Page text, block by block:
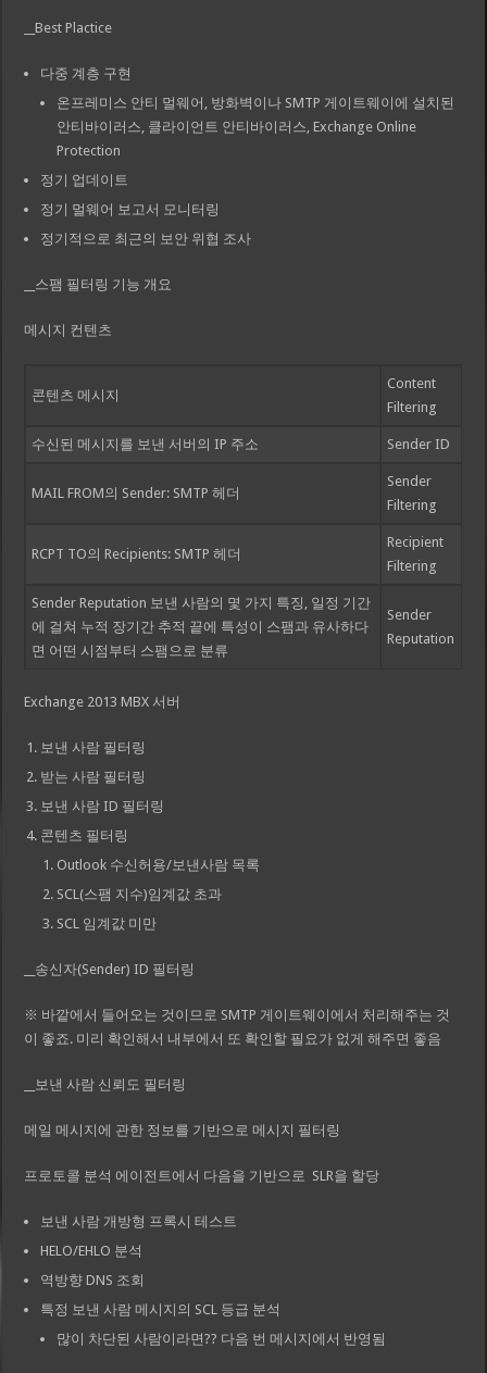
__Best Plactice
다중 계층 구현
온프레미스 안티 멀웨어, 방화벽이나 SMTP 게이트웨이에 설치된
안티바이러스, 클라이언트 안티바이러스, Exchange Online
Protection
정기 업데이트
정기 멀웨어 보고서 모니터링
정기적으로 최근의 보안 위협 조사
__스팸 필터링 기능 개요
메시지 컨텐츠
콘텐츠 메시지
Content
Filtering
수신된 메시지를 보낸 서버의 IP 주소 Sender ID
MAIL FROM의 Sender: SMTP 헤더
Sender
Filtering
RCPT TO의 Recipients: SMTP 헤더
Recipient
Filtering
Sender Reputation 보낸 사람의 몇 가지 특징, 일정 기간
에 걸쳐 누적 장기간 추적 끝에 특성이 스팸과 유사하다
면 어떤 시점부터 스팸으로 분류
Sender
Reputation
Exchange 2013 MBX 서버
보낸 사람 필터링
받는 사람 필터링
보낸 사람 ID 필터링
콘텐츠 필터링
Outlook 수신허용/보낸사람 목록
SCL(스팸 지수)임계값 초과
SCL 임계값 미만
__송신자(Sender) ID 필터링
※ 바깥에서 들어오는 것이므로 SMTP 게이트웨이에서 처리해주는 것
이 좋죠. 미리 확인해서 내부에서 또 확인할 필요가 없게 해주면 좋음
__보낸 사람 신뢰도 필터링
메일 메시지에 관한 정보를 기반으로 메시지 필터링
프로토콜 분석 에이전트에서 다음을 기반으로 SLR을 할당
보낸 사람 개방형 프록시 테스트
HELO/EHLO 분석
역방향 DNS 조회
특정 보낸 사람 메시지의 SCL 등급 분석
많이 차단된 사람이라면?? 다음 번 메시지에서 반영됨